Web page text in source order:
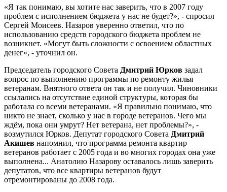
«Я так понимаю, вы хотите нас заверить, что в 2007 году
проблем с исполнением бюджета у нас не будет?», - спросил
Сергей Моисеев. Назаров уверенно ответил, что по
использованию средств городского бюджета проблем не
возникнет. «Могут быть сложности с освоением областных
денег», - уточнил он.
Председатель городского Совета Дмитрий Юрков задал
вопрос по выполнению программы по ремонту жилья
ветеранам. Внятного ответа он так и не получил. Чиновники
ссылались на отсутствие единой структуры, которая бы
работала со всеми ветеранами. «Я правильно понимаю, что
никто не знает, сколько у нас в городе ветеранов. Чего мы
ждём, пока они умрут? Нет ветерана, нет проблемы?», -
возмутился Юрков. Депутат городского Совета Дмитрий
Акишев напомнил, что программа ремонта квартир
ветеранов работает с 2005 года и во многих городах она уже
выполнена... Анатолию Назарову оставалось лишь заверить
депутатов, что все квартиры ветеранов будут
отремонтированы до 2008 года.